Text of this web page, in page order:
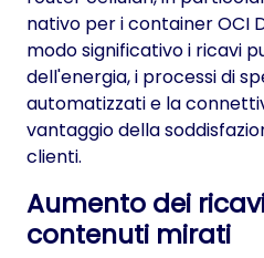
nativo per i container OCI
modo significativo i ricavi
dell'energia, i processi di
automatizzati e la
vantaggio della
clienti.
Aumento dei
contenuti mirati